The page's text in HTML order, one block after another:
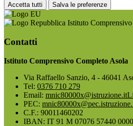
Accetta tutti Salva le preferenze
Istituto
Contatti
Istituto Comprensivo Completo Asola
Via Raffaello Sanzio, 4 - 46041
Tel: 0376 710 279
Email: mnic80000x@istruzione.it
PEC:
C.F.: 90011460202
IBAN: IT 91 M 07076 57440